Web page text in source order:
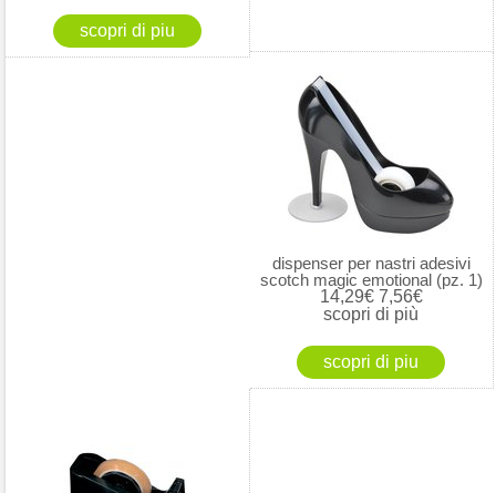
dispenser per nastri adesivi
scotch magic emotional (pz. 1)
14,29€7,56€
scopri di più